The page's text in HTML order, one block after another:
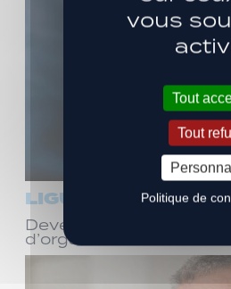
LIGUE 3
Devenez bénévole !
d’organisation le
vous
Tout
Tout
Politique de